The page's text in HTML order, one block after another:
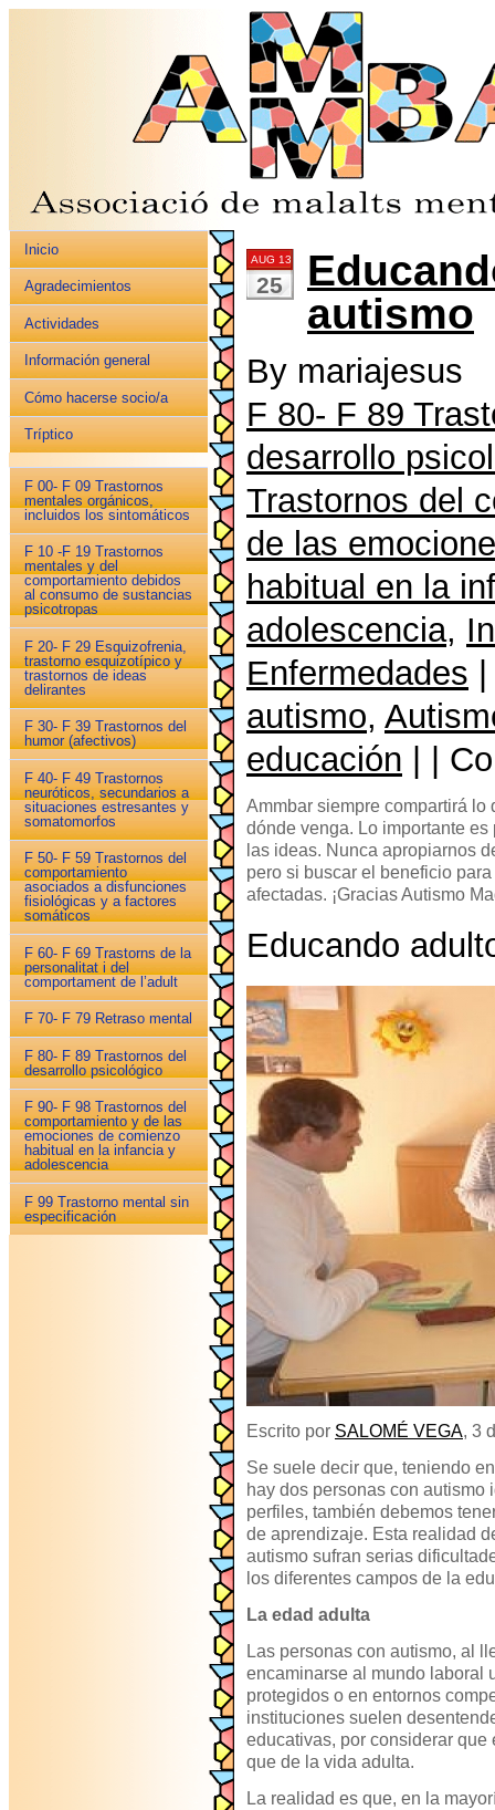
Inicio
Agradecimientos
Actividades
Información general
Cómo hacerse socio/a
Tríptico
F 00- F 09 Trastornos
mentales orgánicos,
incluidos los sintomáticos
F 10 -F 19 Trastornos
mentales y del
comportamiento debidos
al consumo de sustancias
psicotropas
F 20- F 29 Esquizofrenia,
trastorno esquizotípico y
trastornos de ideas
delirantes
F 30- F 39 Trastornos del
humor (afectivos)
F 40- F 49 Trastornos
neuróticos, secundarios a
situaciones estresantes y
somatomorfos
F 50- F 59 Trastornos del
comportamiento
asociados a disfunciones
fisiológicas y a factores
somáticos
F 60- F 69 Trastorns de la
personalitat i del
comportament de l’adult
F 70- F 79 Retraso mental
F 80- F 89 Trastornos del
desarrollo psicológico
F 90- F 98 Trastornos del
comportamiento y de las
emociones de comienzo
habitual en la infancia y
adolescencia
F 99 Trastorno mental sin
especificación
AUG 13
25
autismo
By mariajesus
F 80- F 89
desarrollo
Trastornos del
de las
habitual en la
adolescencia,
Enfermedades
autismo,
educación | |
Ammbar siempre compartirá lo
dónde venga. Lo importante
las ideas. Nunca apropiarnos
pero si buscar el beneficio
afectadas. ¡Gracias Autismo
Educando
Escrito por SALOMÉ VEGA, 3
Se suele decir que, teniendo
hay dos personas con autismo
perfiles, también debemos
de aprendizaje. Esta realidad
autismo sufran serias
los diferentes campos de la
La edad adulta
Las personas con autismo, al
encaminarse al mundo laboral
protegidos o en entornos
instituciones suelen
educativas, por considerar
que de la vida adulta.
La realidad es que, en la